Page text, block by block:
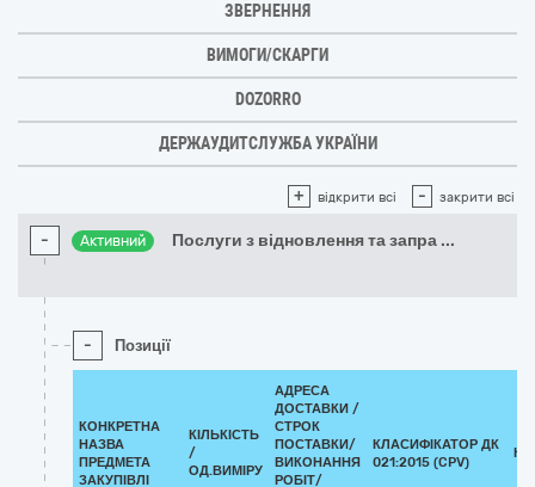
ЗВЕРНЕННЯ
ВИМОГИ/СКАРГИ
DOZORRO
ДЕРЖАУДИТСЛУЖБА УКРАЇНИ
+ відкрити всі - закрити всі
- Активний Послуги з відновлення та запра ...
- Позиції
КОНКРЕТНА
НАЗВА
ПРЕДМЕТА
ЗАКУПІВЛІ
КІЛЬКІСТЬ
/
ОД.ВИМІРУ
АДРЕСА
ДОСТАВКИ /
СТРОК
ПОСТАВКИ/
ВИКОНАННЯ
РОБІТ/
КЛАСИФІКАТОР ДК
021:2015 (CPV)